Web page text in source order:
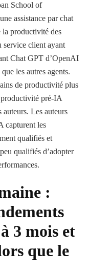
School of
assistance par chat
productivité des
service client ayant
Chat GPT d’OpenAI
les autres agents.
de productivité plus
pré-IA
auteurs. Les auteurs
capturent les
qualifiés et
qualifiés d’adopter
:
3 mois et
que le